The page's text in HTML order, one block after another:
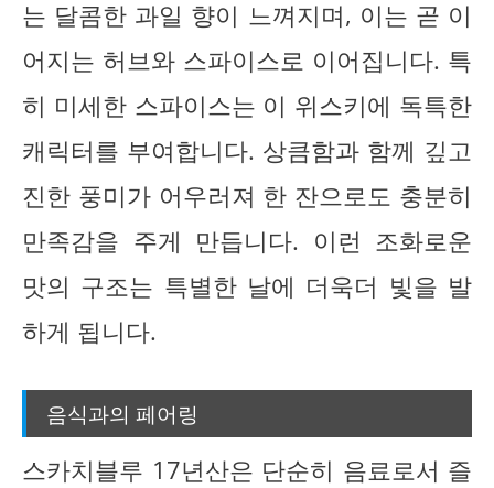
는 달콤한 과일 향이 느껴지며, 이는 곧 이
어지는 허브와 스파이스로 이어집니다. 특
히 미세한 스파이스는 이 위스키에 독특한
캐릭터를 부여합니다. 상큼함과 함께 깊고
진한 풍미가 어우러져 한 잔으로도 충분히
만족감을 주게 만듭니다. 이런 조화로운
맛의 구조는 특별한 날에 더욱더 빛을 발
하게 됩니다.
음식과의 페어링
스카치블루 17년산은 단순히 음료로서 즐